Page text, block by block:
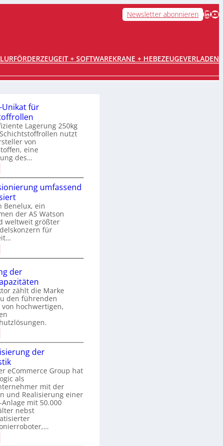
Newsletter abonnieren LinkedIn YouTube
IT + SOFTWAREKRANE + HEBEZEUGEVERLADEN
Unikat für
Lagerung 250kg
nutzt
von
eine
des…
c
umfassend
Benelux, ein
der AS Watson
weltweit größter
für
der
zählt die Marke
den führenden
hochwertigen,
der
eCommerce Group hat
als
mit der
und Realisierung einer
mit 50.000
nebst